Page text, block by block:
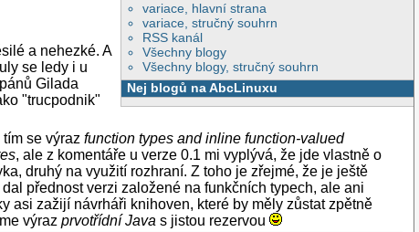
variace, hlavní strana
variace, stručný souhrn
RSS kanál
Všechny blogy
Všechny blogy, stručný souhrn
Nej blogů na AbcLinuxu
a nehezké. A
se ledy i u
Gilada
"trucpodnik"
tím se výrazfunction types and inline function-valued
, ale z komentáře u verze 0.1 mi vyplývá, že jde vlastně o
druhý na využití rozhraní. Z toho je zřejmé, že je ještě
přednost verzi založené na funkčních typech, ale ani
asi zažijí návrháři knihoven, které by měly zůstat zpětně
výrazprvotřídní Java s jistou rezervou